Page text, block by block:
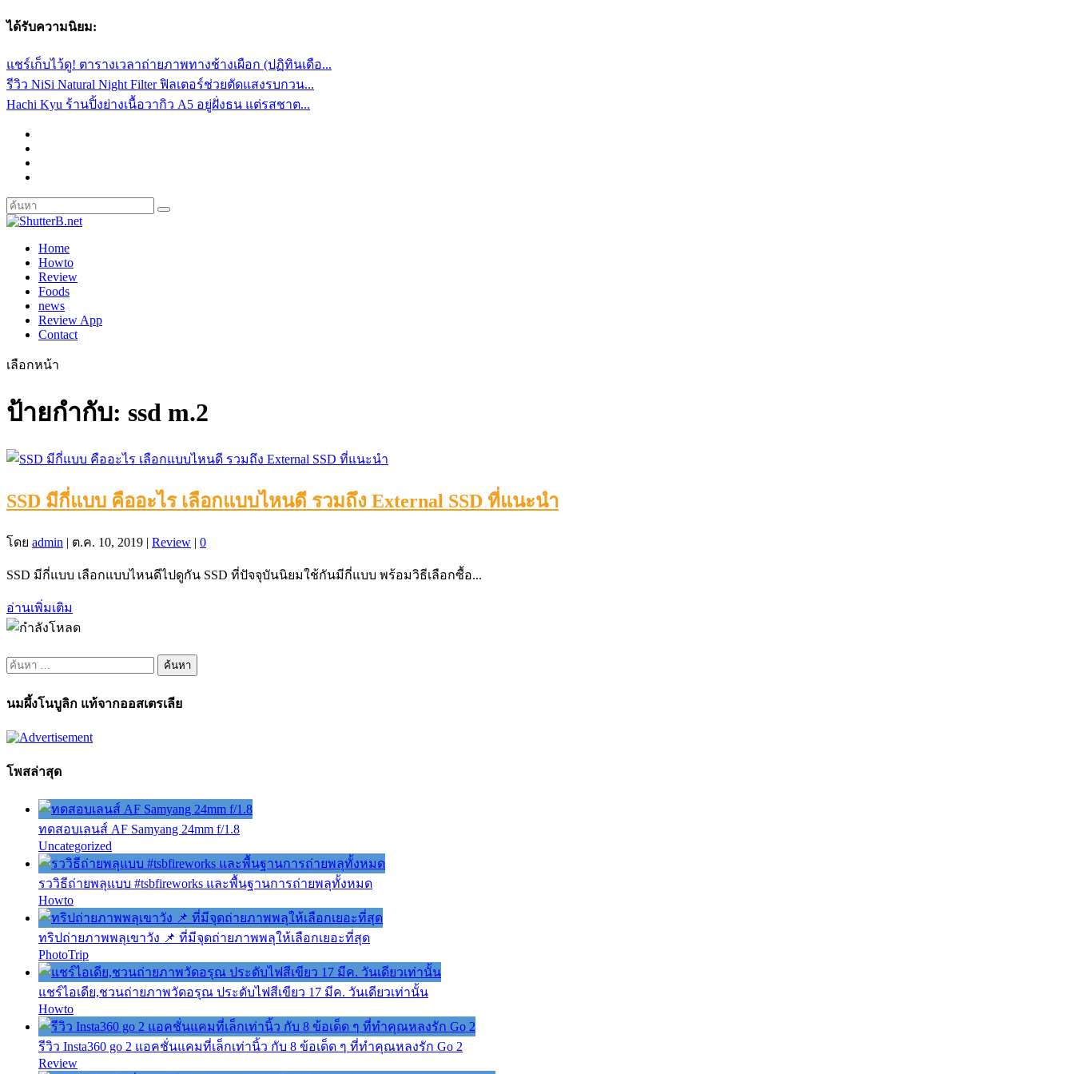
ได้รับความนิยม:
แชร์เก็บไว้ดู! ตารางเวลาถ่ายภาพทางช้างเผือก (ปฏิทินเดือ...
รีวิว NiSi Natural Night Filter ฟิลเตอร์ช่วยตัดแสงรบกวน...
Hachi Kyu ร้านปิ้งย่างเนื้อวากิว A5 อยู่ฝั่งธน แต่รสชาต...
Home
Howto
Review
Foods
news
Review App
Contact
เลือกหน้า
ป้ายกำกับ: ssd m.2
SSD มีกี่แบบ คืออะไร เลือกแบบไหนดี รวมถึง External SSD ที่แนะนำ
โดย admin | ต.ค. 10, 2019 | Review | 0
SSD มีกี่แบบ เลือกแบบไหนดีไปดูกัน SSD ที่ปัจจุบันนิยมใช้กันมีกี่แบบ พร้อมวิธีเลือกซื้อ...
อ่านเพิ่มเติม
ค้นหา
นมผึ้งโนบูลิก แท้จากออสเตรเลีย
โพสล่าสุด
ทดสอบเลนส์ AF Samyang 24mm f/1.8
Uncategorized
รววิธีถ่ายพลุแบบ #tsbfireworks และพื้นฐานการถ่ายพลุทั้งหมด
Howto
ทริปถ่ายภาพพลุเขาวัง 📌 ที่มีจุดถ่ายภาพพลุให้เลือกเยอะที่สุด
PhotoTrip
แชร์ไอเดีย,ชวนถ่ายภาพวัดอรุณ ประดับไฟสีเขียว 17 มีค. วันเดียวเท่านั้น
Howto
รีวิว Insta360 go 2 แอคชั่นแคมที่เล็กเท่านิ้ว กับ 8 ข้อเด็ด ๆ ที่ทำคุณหลงรัก Go 2
Review